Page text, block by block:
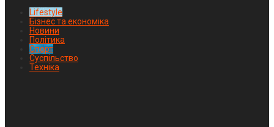
Lifestyle
Бізнес та економіка
Новини
Політика
Спорт
Суспільство
Техніка